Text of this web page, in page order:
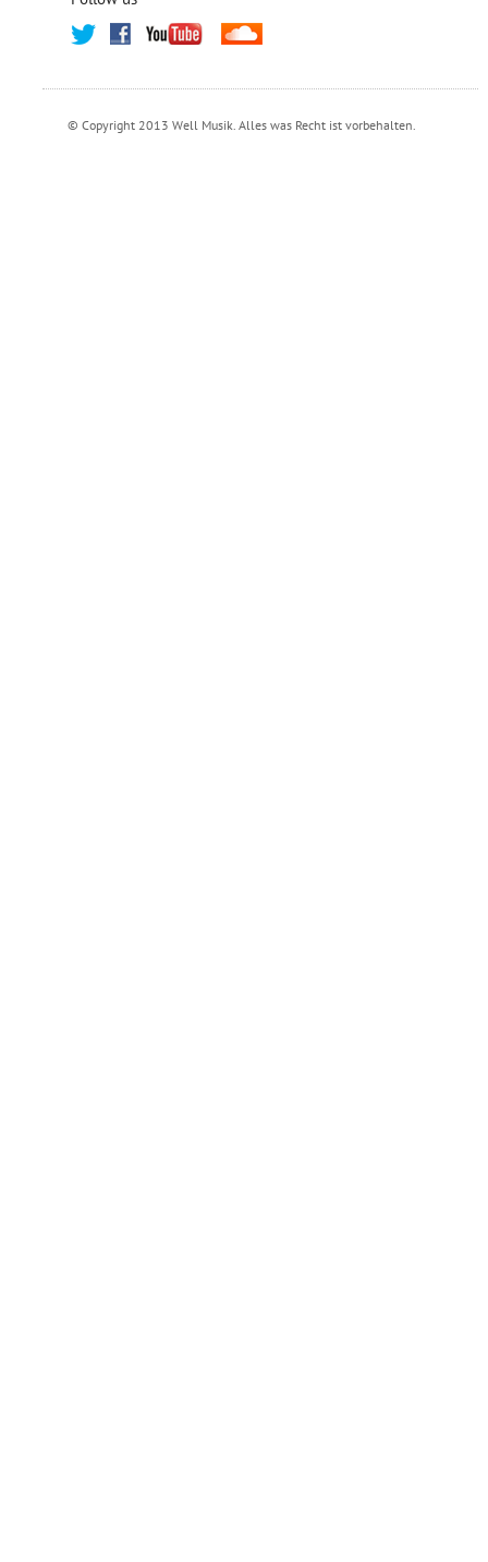
© Copyright 2013 Well Musik. Alles was Recht ist vorbehalten.